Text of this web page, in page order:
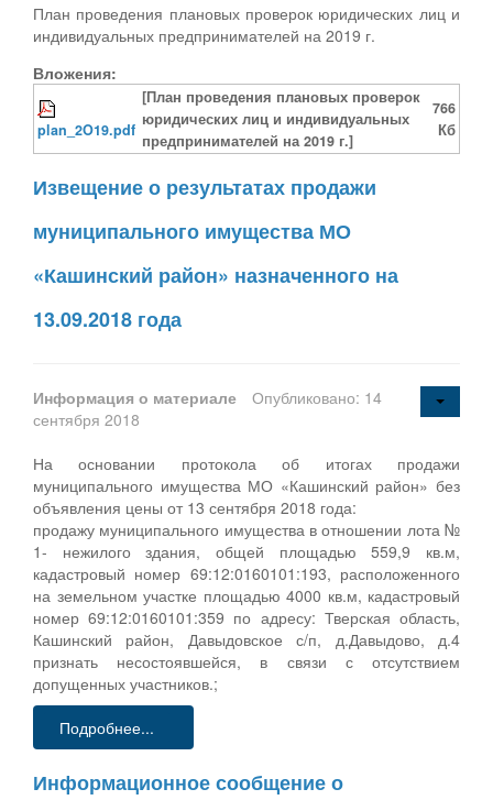
План проведения плановых проверок юридических лиц и
индивидуальных предпринимателей на 2019 г.
Вложения:
plan_2O19.pdf
[План проведения плановых проверок
юридических лиц и индивидуальных
предпринимателей на 2019 г.]
766
Кб
Извещение о результатах продажи
муниципального имущества МО
«Кашинский район» назначенного на
13.09.2018 года
Информация о материале
Опубликовано: 14
сентября 2018
На основании протокола об итогах продажи
муниципального имущества МО «Кашинский район» без
объявления цены от 13 сентября 2018 года:
продажу муниципального имущества в отношении лота №
1- нежилого здания, общей площадью 559,9 кв.м,
кадастровый номер 69:12:0160101:193, расположенного
на земельном участке площадью 4000 кв.м, кадастровый
номер 69:12:0160101:359 по адресу: Тверская область,
Кашинский район, Давыдовское с/п, д.Давыдово, д.4
признать несостоявшейся, в связи с отсутствием
допущенных участников.;
Подробнее...
Информационное сообщение о